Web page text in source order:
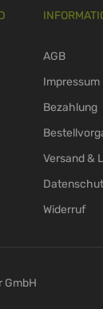
AGB
Impressum
Bezahlung
Versand &
Widerruf